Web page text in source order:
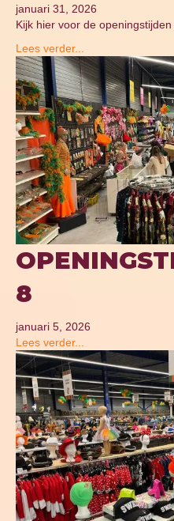
januari 31, 2026
Kijk hier voor de
Lees verder...
8
januari 5, 2026
Lees verder...